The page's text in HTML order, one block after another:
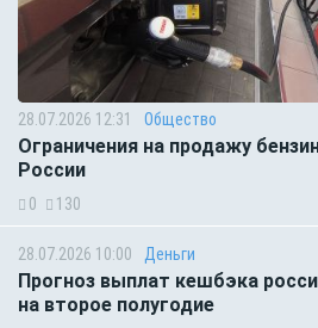
28.07.2026 12:31 Общество
Ограничения на продажу
России
0 130
28.07.2026 10:00 Деньги
Прогноз выплат кешбэка
на второе полугодие